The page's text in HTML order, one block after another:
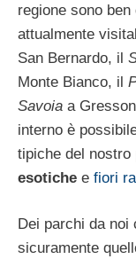
regione sono ben
attualmente
San Bernardo, il
Monte Bianco, il
Savoia a
interno è
tipiche del
esotiche e fiori
Dei parchi da
sicuramente